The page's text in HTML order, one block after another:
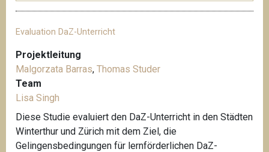
Evaluation DaZ-Unterricht
Projektleitung
Malgorzata Barras, Thomas Studer
Team
Lisa Singh
Diese Studie evaluiert den DaZ-Unterricht in den Städten
Winterthur und Zürich mit dem Ziel, die
Gelingensbedingungen für lernförderlichen DaZ-